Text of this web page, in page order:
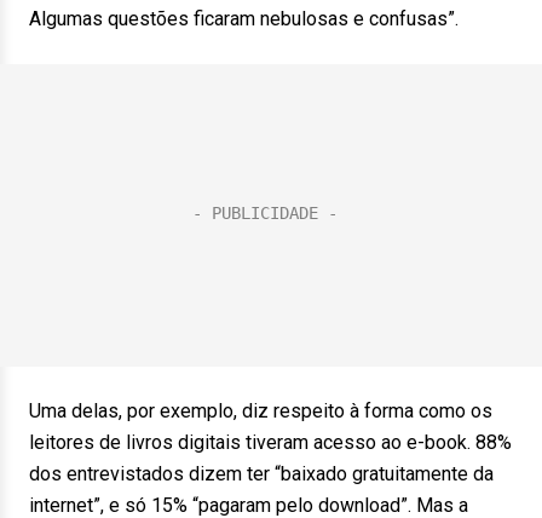
Algumas questões ficaram nebulosas e confusas”.
Uma delas, por exemplo, diz respeito à forma como os
leitores de livros digitais tiveram acesso ao e-book. 88%
dos entrevistados dizem ter “baixado gratuitamente da
internet”, e só 15% “pagaram pelo download”. Mas a